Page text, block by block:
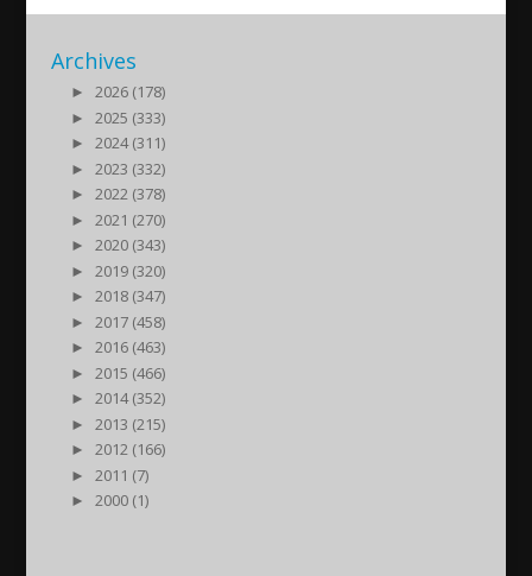
Archives
►
2026 (178)
►
2025 (333)
►
2024 (311)
►
2023 (332)
►
2022 (378)
►
2021 (270)
►
2020 (343)
►
2019 (320)
►
2018 (347)
►
2017 (458)
►
2016 (463)
►
2015 (466)
►
2014 (352)
►
2013 (215)
►
2012 (166)
►
2011 (7)
►
2000 (1)